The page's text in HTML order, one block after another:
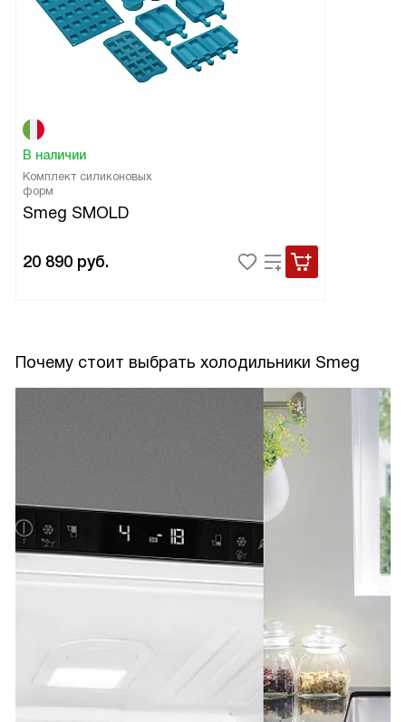
В наличии
Комплект силиконовых
форм
Smeg SMOLD
20 890 руб.
Почему стоит выбрать холодильники Smeg